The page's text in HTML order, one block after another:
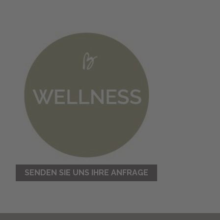
SENDEN SIE UNS IHRE ANFRAGE